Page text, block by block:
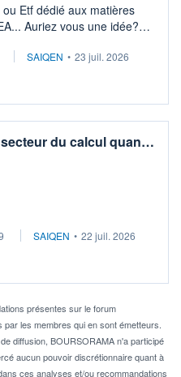
Etf dédié aux matières
Auriez vous une idée?
SAIQEN • 23 juil. 2026
du calcul quan…
individuelles.
au PEA.
SAIQEN • 22 juil. 2026
présentes sur le forum
les membres qui en sont émetteurs.
diffusion, BOURSORAMA n'a participé
aucun pouvoir discrétionnaire quant à
ces analyses et/ou recommandations